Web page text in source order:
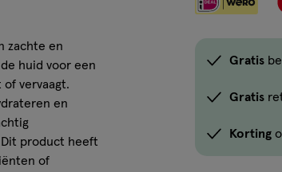
Gratis
Gratis
Korting
zachte en
huid voor een
vervaagt.
en
product heeft
of